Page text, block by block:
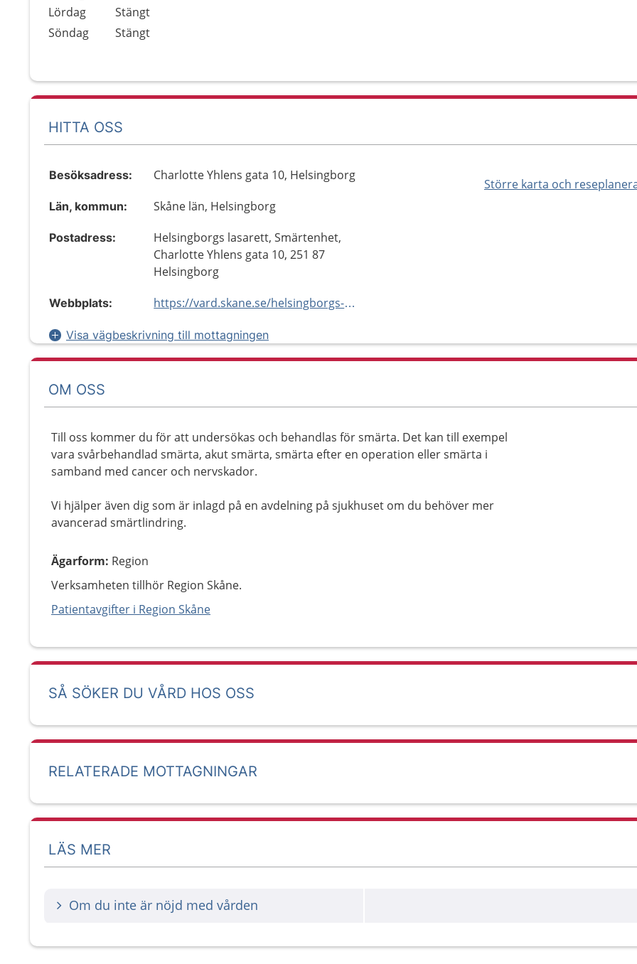
Lördag
Stängt
Söndag
Stängt
HITTA OSS
Större karta och
Besöksadress: Charlotte Yhlens gata 10, Helsingborg
Län, kommun: Skåne län, Helsingborg
Postadress:
Helsingborgs lasarett, Smärtenhet,
Charlotte Yhlens gata 10, 251 87
Helsingborg
Webbplats: https://vard.skane.se/helsingborgs-lasarett/mottagningar-och-avdelningar/smartmottagning/
Visa vägbeskrivning till mottagningen
OM OSS
Till oss kommer du för att undersökas och behandlas för smärta. Det kan till exempel
vara svårbehandlad smärta, akut smärta, smärta efter en operation eller smärta i
samband med cancer och nervskador.
Vi hjälper även dig som är inlagd på en avdelning på sjukhuset om du behöver mer
avancerad smärtlindring.
Ägarform: Region
Verksamheten tillhör Region Skåne.
Patientavgifter i Region Skåne
SÅ SÖKER DU VÅRD HOS OSS
RELATERADE MOTTAGNINGAR
LÄS MER
Om du inte är nöjd med vården